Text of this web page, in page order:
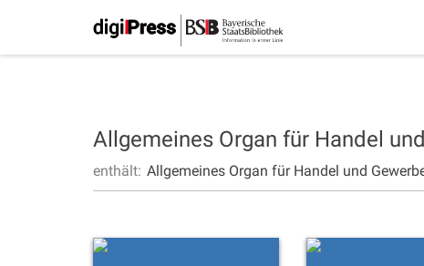
Allgemeines Organ für Handel
enthält: Allgemeines Organ für Handel und